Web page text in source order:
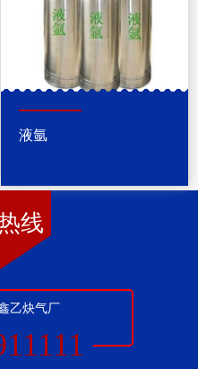
液氩
线
乙炔气厂